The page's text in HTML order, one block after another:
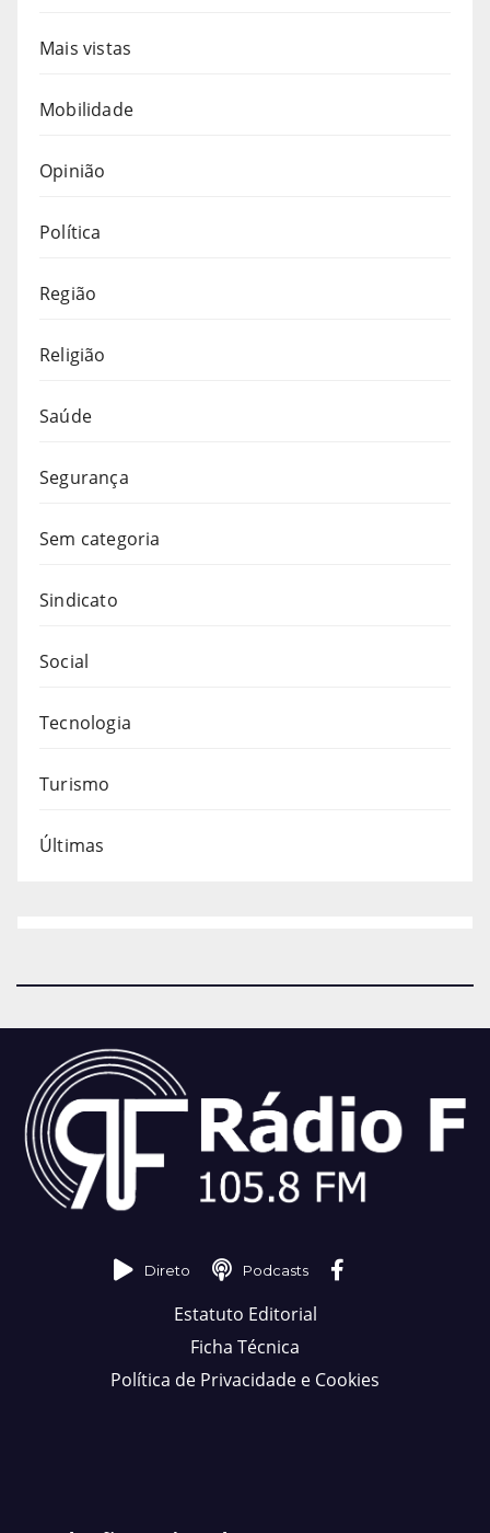
Mais vistas
Mobilidade
Opinião
Política
Região
Religião
Saúde
Segurança
Sem categoria
Sindicato
Social
Tecnologia
Turismo
Últimas
Direto Podcasts
Estatuto Editorial
Ficha Técnica
Política de Privacidade e Cookies